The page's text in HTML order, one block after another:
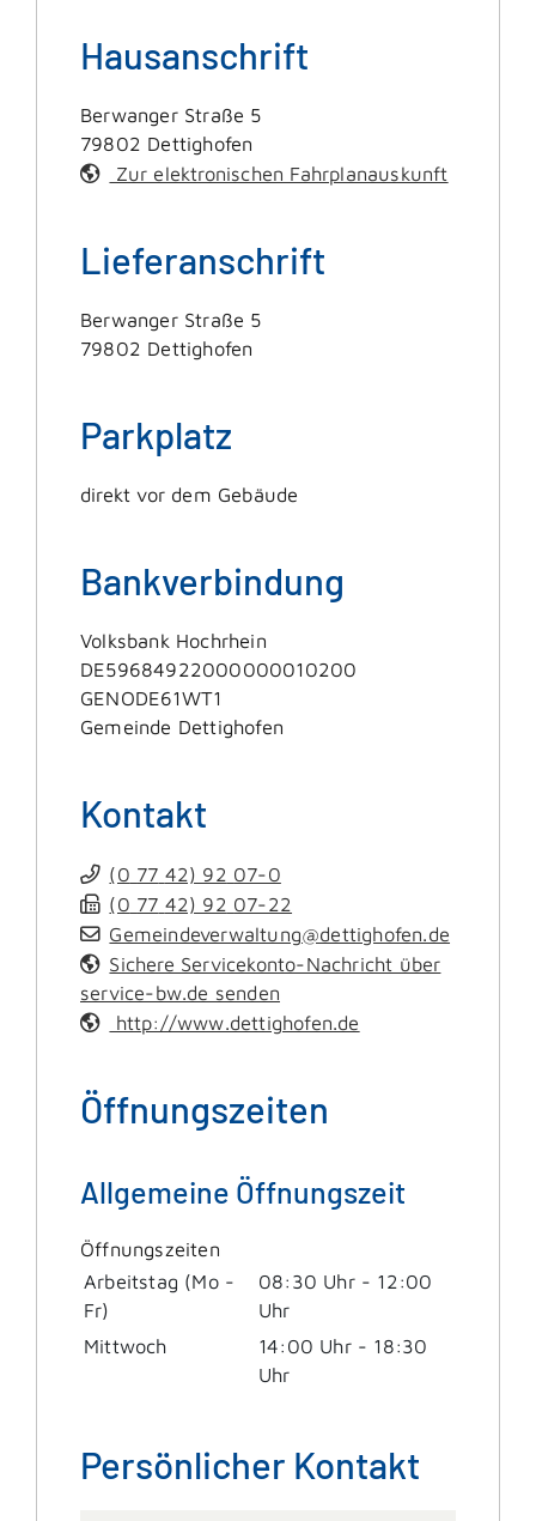
Hausanschrift
Berwanger Straße 5
79802 Dettighofen
Zur elektronischen Fahrplanauskunft
Lieferanschrift
Berwanger Straße 5
79802 Dettighofen
Parkplatz
direkt vor dem Gebäude
Bankverbindung
Volksbank Hochrhein
DE59684922000000010200
GENODE61WT1
Gemeinde Dettighofen
Kontakt
(0 77 42) 92 07-0
(0 77 42) 92 07-22
Gemeindeverwaltung@dettighofen.de
Sichere Servicekonto-Nachricht über
service-bw.de senden
http://www.dettighofen.de
Öffnungszeiten
Allgemeine Öffnungszeit
Öffnungszeiten
Arbeitstag (Mo -
Fr)
08:30 Uhr- 12:00
Uhr
Mittwoch
14:00 Uhr- 18:30
Uhr
Persönlicher Kontakt